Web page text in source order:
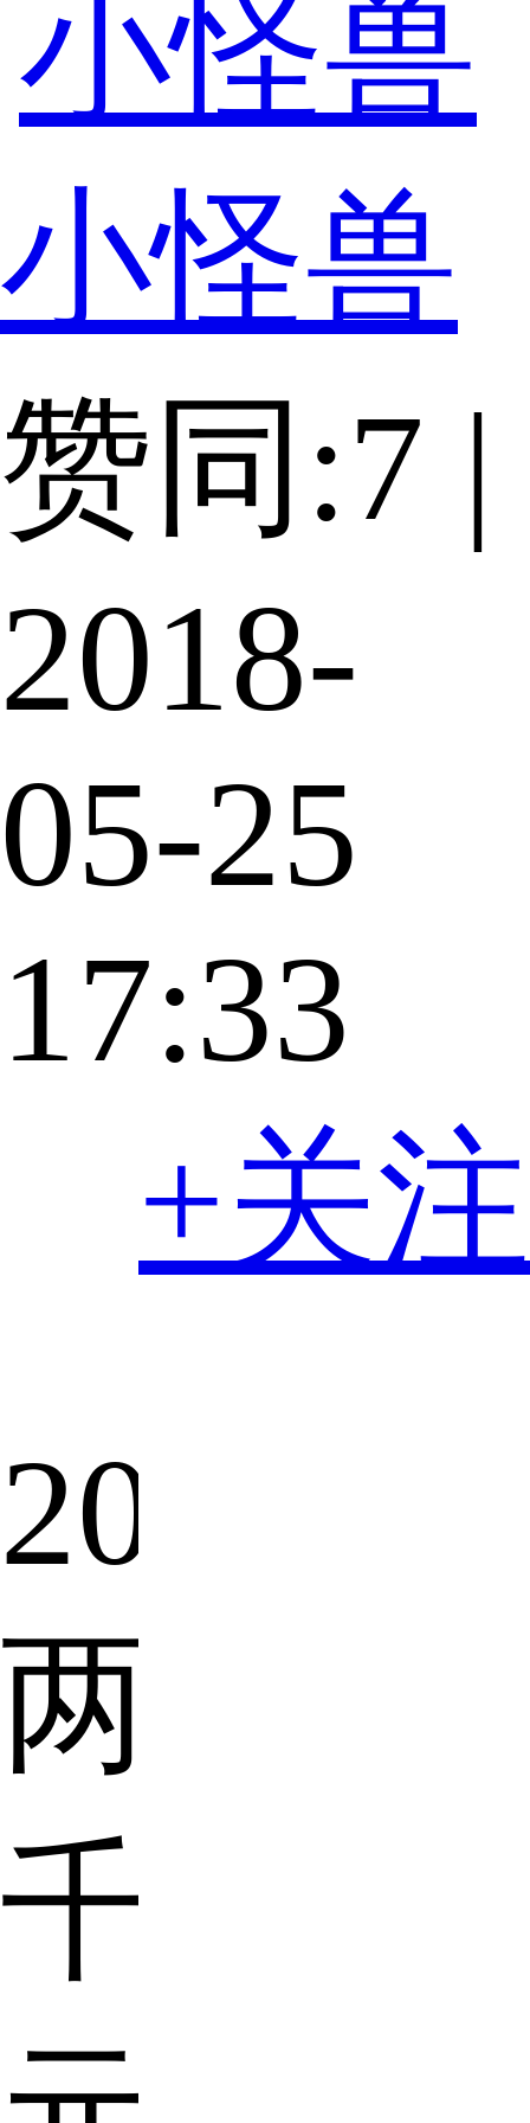
小怪兽
赞同:7 |
2018-
05-25
17:33
+关注
2018
两
千